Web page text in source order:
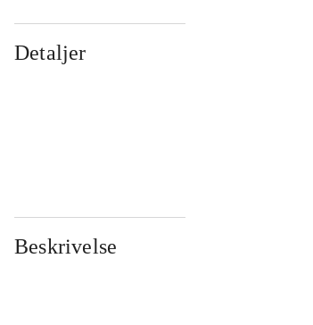
Detaljer
Beskrivelse